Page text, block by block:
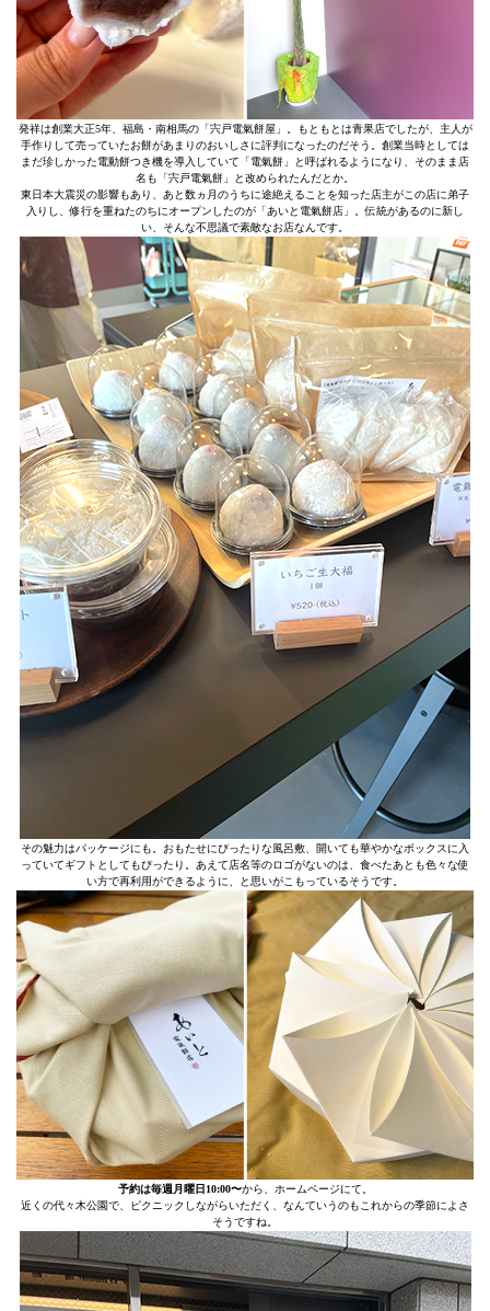
発祥は創業大正5年、福島・南相馬の「宍戸電氣餅屋」。もともとは青果店でしたが、主人が
手作りして売っていたお餅があまりのおいしさに評判になったのだそう。創業当時としては
まだ珍しかった電動餅つき機を導入していて「電氣餅」と呼ばれるようになり、そのまま店
名も「宍戸電氣餅」と改められたんだとか。
東日本大震災の影響もあり、あと数ヵ月のうちに途絶えることを知った店主がこの店に弟子
入りし、修行を重ねたのちにオープンしたのが「あいと電氣餅店」。伝統があるのに新し
い、そんな不思議で素敵なお店なんです。
その魅力はパッケージにも。おもたせにぴったりな風呂敷、開いても華やかなボックスに入
っていてギフトとしてもぴったり。あえて店名等のロゴがないのは、食べたあとも色々な使
い方で再利用ができるように、と思いがこもっているそうです。
予約は毎週月曜日10:00〜から、ホームページにて。
近くの代々木公園で、ピクニックしながらいただく、なんていうのもこれからの季節によさ
そうですね。